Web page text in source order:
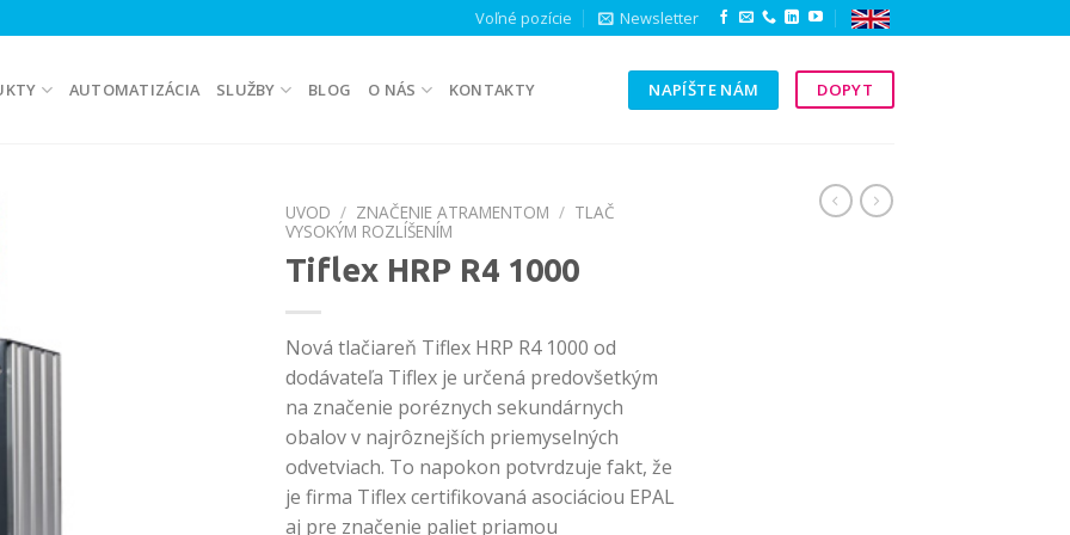
Voľné pozície Newsletter
AUTOMATIZÁCIA SLUŽBY BLOG O NÁS KONTAKTY NAPÍŠTE NÁM DOPYT
UVOD / ZNAČENIE ATRAMENTOM / TLAČ
VYSOKÝM ROZLÍŠENÍM
Tiflex HRP R4 1000
Nová tlačiareň Tiflex HRP R4 1000 od
dodávateľa Tiflex je určená predovšetkým
na značenie poréznych sekundárnych
obalov v najrôznejších priemyselných
odvetviach. To napokon potvrdzuje fakt, že
je firma Tiflex certifikovaná asociáciou EPAL
aj pre značenie paliet priamou